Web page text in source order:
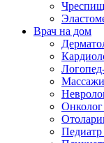
Врач на дом